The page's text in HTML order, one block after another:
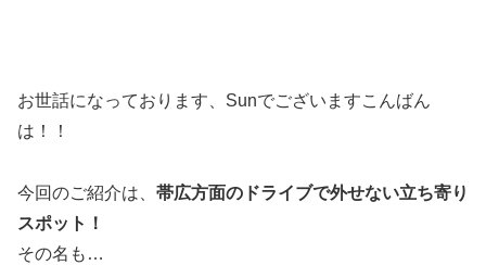
お世話になっております、Sunでございますこんばん
は！！
今回のご紹介は、 帯広方面のドライブで外せない立ち寄り
スポット！
その名も…